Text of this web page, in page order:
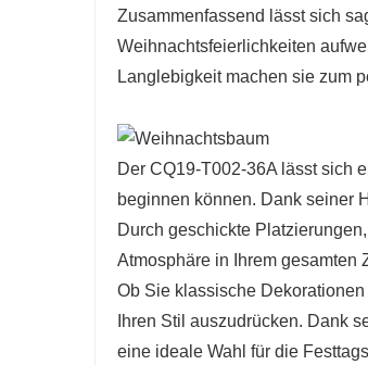
Zusammenfassend lässt sich
Weihnachtsfeierlichkeiten
Langlebigkeit machen sie zum
Der CQ19-T002-36A lässt sich
beginnen können. Dank seiner
Durch geschickte
Atmosphäre in Ihrem gesamten
Ob Sie klassische
Ihren Stil auszudrücken. Dank
eine ideale Wahl für die